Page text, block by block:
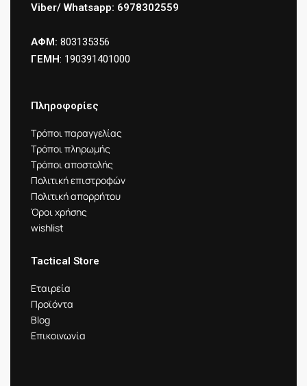
Viber/ Whatsapp: 6978302559
ΑΦΜ: 803135356
ΓΕΜΗ: 190391401000
Πληροφορίες
Τρόποι παραγγελίας
Τρόποι πληρωμής
Τρόποι αποστολής
Πολιτική επιστροφών
Πολιτική απορρήτου
Όροι χρήσης
wishlist
Tactical Store
Εταιρεία
Προϊόντα
Blog
Επικοινωνία